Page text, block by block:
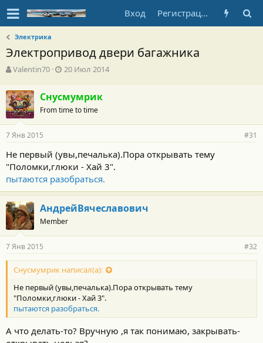
Вход Регистрация
Электрика
Электропривод двери багажника
А
т
о
р
т
е
м
ы
Valentin70
Д
а
н
а
л
а
20 Июл 2014
Снусмумрик
From time to time
7 Янв 2015 #31
Не первый (увы,печалька).Пора открывать тему
"Поломки,глюки - Хай 3".
пытаются разобраться.
АндрейВячеславович
Member
7 Янв 2015 #32
Снусмумрик написал(а):
Не первый (увы,печалька).Пора открывать тему
"Поломки,глюки - Хай 3".
пытаются разобраться.
А что делать-то? Вручную ,я так понимаю, закрывать-